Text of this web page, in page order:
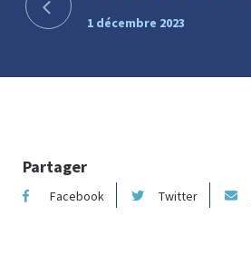
1 décembre 2023
Partager
Facebook Twitter